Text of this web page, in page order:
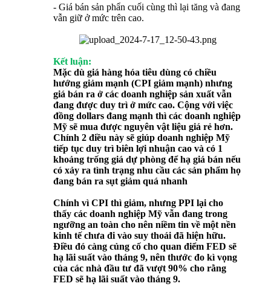
- Giá bán sản phẩn cuối cùng thì lại tăng và đang
vẫn giữ ở mức trên cao.
Kết luận:
Mặc dù giá hàng hóa tiêu dùng có chiều
hướng giảm mạnh (CPI giảm mạnh) nhưng
giá bán ra ở các doanh nghiệp sản xuất vẫn
đang được duy trì ở mức cao. Cộng với việc
đồng dollars đang mạnh thì các doanh nghiệp
Mỹ sẽ mua được nguyên vật liệu giá rẻ hơn.
Chính 2 điều này sẽ giúp doanh nghiệp Mỹ
tiếp tục duy trì biên lợi nhuận cao và có 1
khoảng trống giá dự phòng để hạ giá bán nếu
có xảy ra tình trạng nhu cầu các sản phẩm họ
đang bán ra sụt giảm quá nhanh
Chính vì CPI thì giảm, nhưng PPI lại cho
thấy các doanh nghiệp Mỹ vẫn đang trong
ngưỡng an toàn cho nên niềm tin về một nền
kinh tế chưa đi vào suy thoái đã hiện hữu.
Điều đó càng củng cố cho quan điểm FED sẽ
hạ lãi suất vào tháng 9, nên thước đo kì vọng
của các nhà đầu tư đã vượt 90% cho rằng
FED sẽ hạ lãi suất vào tháng 9.